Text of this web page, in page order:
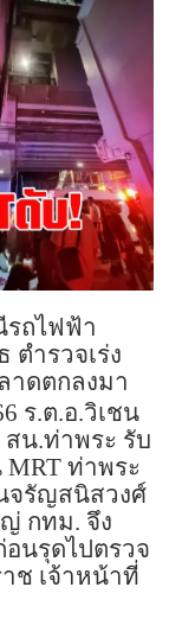
รถไฟฟ้า
ตำรวจเร่ง
าดตกลงมา
ร.ต.อ.วิเชน
น.ท่าพระ รับ
ท่าพระ
จรัญสนิสวงศ์
กทม. จึง
นรุดไปตรวจ
ช เจ้าหน้าที่